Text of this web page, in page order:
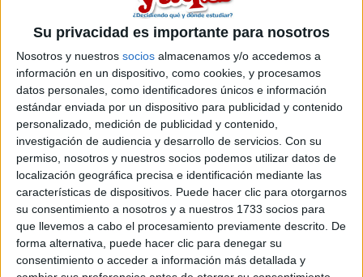
Su privacidad es importante para nosotros
Nosotros y nuestros socios almacenamos y/o accedemos a
información en un dispositivo, como cookies, y procesamos
datos personales, como identificadores únicos e información
estándar enviada por un dispositivo para publicidad y contenido
personalizado, medición de publicidad y contenido,
investigación de audiencia y desarrollo de servicios. Con su
permiso, nosotros y nuestros socios podemos utilizar datos de
localización geográfica precisa e identificación mediante las
características de dispositivos. Puede hacer clic para otorgarnos
su consentimiento a nosotros y a nuestros 1733 socios para
que llevemos a cabo el procesamiento previamente descrito. De
forma alternativa, puede hacer clic para denegar su
consentimiento o acceder a información más detallada y
online
Sin embargo,
hasta llegar a
imprimir los
prototipos en
3D, tendremos
otras
actividades de
por medio. En
primer lugar, en enero organizaremos tres kick off en las ciudades
de Barcelona, Sevilla y Madrid, unas sesiones de trabajo que
servirán para orientar a los jóvenes en el programa. A partir de
ahí comienza el trabajo duro. Los alumnos tendrán cuatro meses
para desarrollar los prototipos y, en última instancia, imprimirlos
en 3D.